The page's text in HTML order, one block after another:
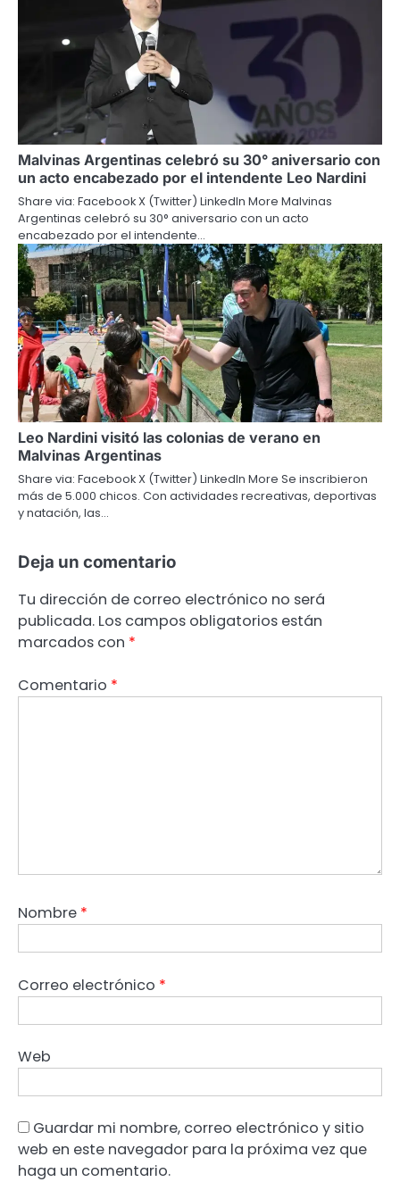
Malvinas Argentinas celebró su 30° aniversario con
un acto encabezado por el intendente Leo Nardini
Share via: Facebook X (Twitter) LinkedIn More Malvinas
Argentinas celebró su 30° aniversario con un acto
encabezado por el intendente…
Leo Nardini visitó las colonias de verano en
Malvinas Argentinas
Share via: Facebook X (Twitter) LinkedIn More Se inscribieron
más de 5.000 chicos. Con actividades recreativas, deportivas
y natación, las…
Deja un comentario
Tu dirección de correo electrónico no será
publicada. Los campos obligatorios están
marcados con *
Comentario *
Nombre *
Correo electrónico *
Web
Guardar mi nombre, correo electrónico y sitio
web en este navegador para la próxima vez que
haga un comentario.